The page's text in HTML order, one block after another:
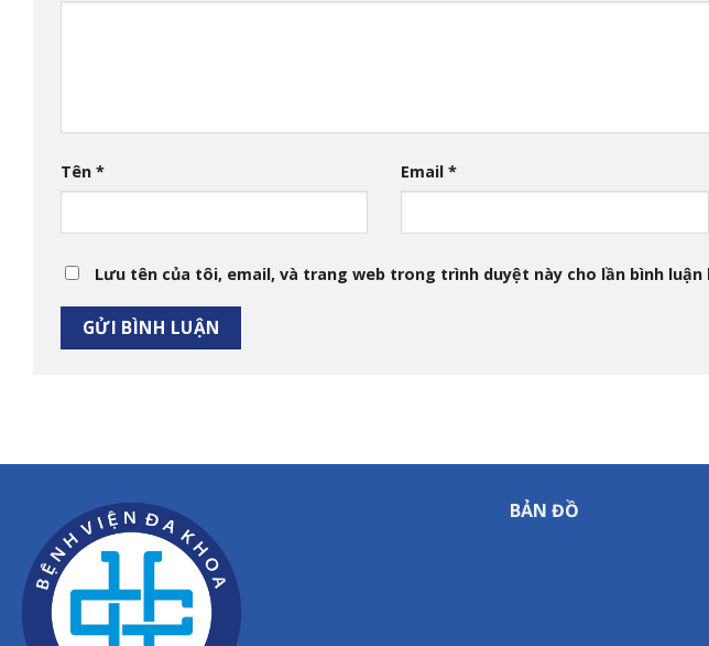
Tên * Email*
Lưu tên của tôi, email, và trang web trong trình duyệt này cho lần bình
BẢN ĐỒ